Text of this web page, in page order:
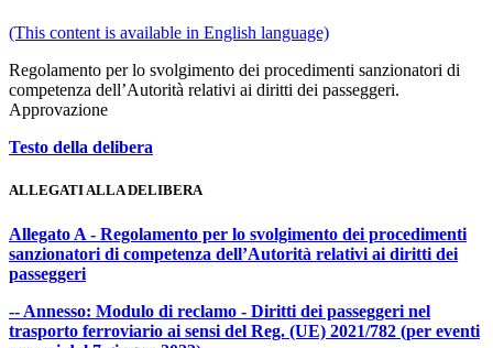
(This content is available in English language)
Regolamento per lo svolgimento dei procedimenti sanzionatori di
competenza dell’Autorità relativi ai diritti dei passeggeri.
Approvazione
Testo della delibera
ALLEGATI ALLA DELIBERA
Allegato A - Regolamento per lo svolgimento dei procedimenti
sanzionatori di competenza dell’Autorità relativi ai diritti dei
passeggeri
-- Annesso: Modulo di reclamo - Diritti dei passeggeri nel
trasporto ferroviario ai sensi del Reg. (UE) 2021/782 (per eventi